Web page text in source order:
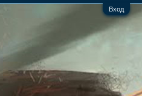
Вход